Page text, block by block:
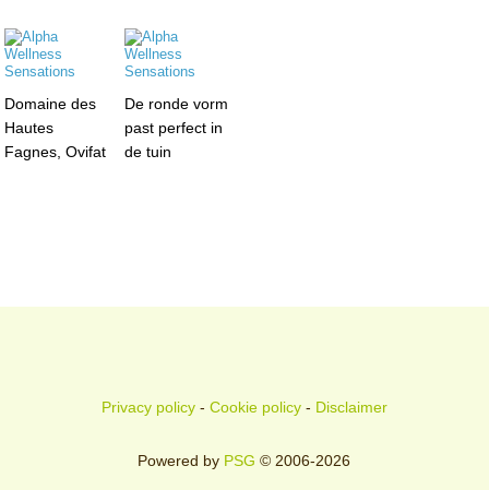
Domaine des
Hautes
Fagnes, Ovifat
De ronde vorm
past perfect in
de tuin
Privacy policy- Cookie policy- Disclaimer
Powered by PSG © 2006-2026